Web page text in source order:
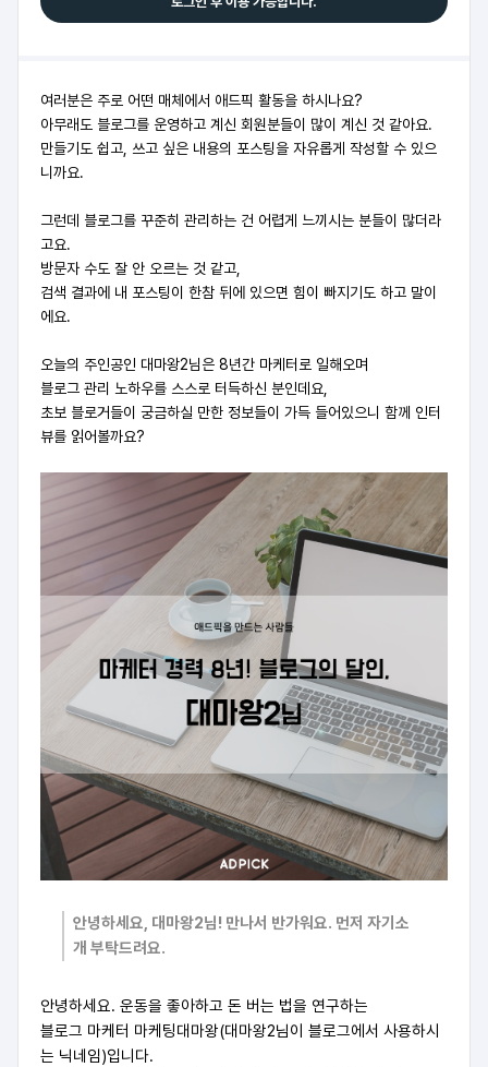
여러분은 주로 어떤 매체에서 애드픽 활동을 하시나요?
아무래도 블로그를 운영하고 계신 회원분들이 많이 계신 것 같아요.
만들기도 쉽고, 쓰고 싶은 내용의 포스팅을 자유롭게 작성할 수 있으
니까요.
그런데 블로그를 꾸준히 관리하는 건 어렵게 느끼시는 분들이 많더라
고요.
방문자 수도 잘 안 오르는 것 같고,
검색 결과에 내 포스팅이 한참 뒤에 있으면 힘이 빠지기도 하고 말이
에요.
오늘의 주인공인 대마왕2님은 8년간 마케터로 일해오며
블로그 관리 노하우를 스스로 터득하신 분인데요,
초보 블로거들이 궁금하실 만한 정보들이 가득 들어있으니 함께 인터
뷰를 읽어볼까요?
안녕하세요, 대마왕2님! 만나서 반가워요. 먼저 자기소
개 부탁드려요.
안녕하세요. 운동을 좋아하고 돈 버는 법을 연구하는
블로그 마케터 마케팅대마왕(대마왕2님이 블로그에서 사용하시
는 닉네임)입니다.